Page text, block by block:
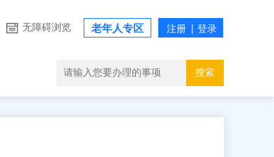
无障碍浏览 老年人专区
搜索